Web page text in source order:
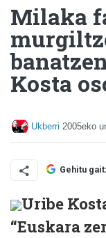
Milaka
Kosta
Ukberri 2005eko
Gehitu
Uribe
“Euskara